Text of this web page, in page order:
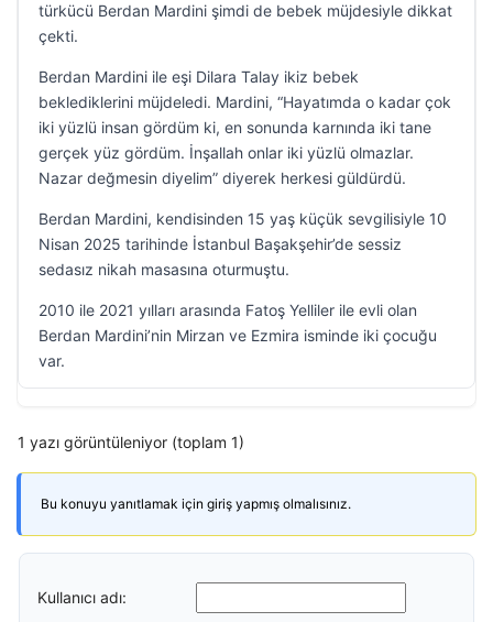
türkücü Berdan Mardini şimdi de bebek müjdesiyle dikkat
çekti.
Berdan Mardini ile eşi Dilara Talay ikiz bebek
beklediklerini müjdeledi. Mardini, “Hayatımda o kadar çok
iki yüzlü insan gördüm ki, en sonunda karnında iki tane
gerçek yüz gördüm. İnşallah onlar iki yüzlü olmazlar.
Nazar değmesin diyelim” diyerek herkesi güldürdü.
Berdan Mardini, kendisinden 15 yaş küçük sevgilisiyle 10
Nisan 2025 tarihinde İstanbul Başakşehir’de sessiz
sedasız nikah masasına oturmuştu.
2010 ile 2021 yılları arasında Fatoş Yelliler ile evli olan
Berdan Mardini’nin Mirzan ve Ezmira isminde iki çocuğu
var.
1 yazı görüntüleniyor (toplam 1)
Bu konuyu yanıtlamak için giriş yapmış olmalısınız.
Kullanıcı adı: